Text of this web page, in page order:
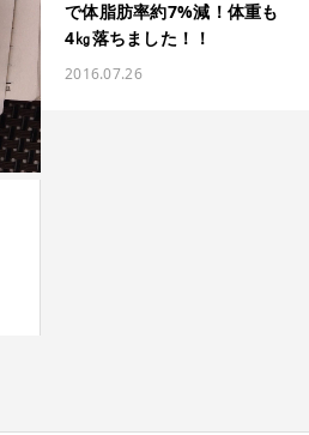
で体脂肪率約7%減！体重も
4㎏落ちました！！
2016.07.26